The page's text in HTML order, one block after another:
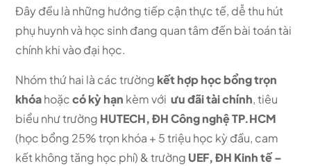
Đây đều là những hướng tiếp cận thực tế, dễ thu hút
phụ huynh và học sinh đang quan tâm đến bài toán tài
chính khi vào đại học.
Nhóm thứ hai là các trường kết hợp học bổng trọn
khóahoặccó kỳ hạn kèm với ưu đãi tài chính, tiêu
biểu như trường HUTECH,ĐH Công nghệ TP.HCM
(học bổng 25% trọn khóa + 5 triệu học kỳ đầu, cam
kết không tăng học phí) & trường UEF, ĐH Kinh tế –